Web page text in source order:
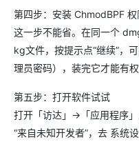
第四步：安装 ChmodBPF 权
这一步不能省。在同一个
kg文件，按提示点“继续”，
理员密码），装完它才能有
第五步：打开软件试试
打开「访达」→「应用程序
“来自未知开发者”，去 系统